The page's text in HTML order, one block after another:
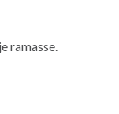
ramasse.